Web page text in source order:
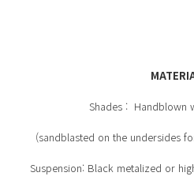
Shades : Handblown
(sandblasted on the undersides
Suspension: Black metalized or